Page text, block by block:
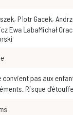
, Piotr Gacek,
Ewa LabaMichał
Risque